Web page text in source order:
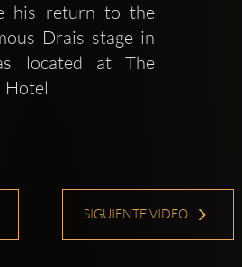
his return to the
Drais stage in
located at The
Hotel
SIGUIENTE VIDEO